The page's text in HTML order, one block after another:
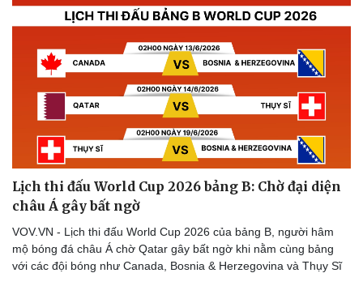
Lịch thi đấu World Cup 2026 bảng B: Chờ đại diện
châu Á gây bất ngờ
VOV.VN - Lịch thi đấu World Cup 2026 của bảng B, người hâm
mộ bóng đá châu Á chờ Qatar gây bất ngờ khi nằm cùng bảng
với các đội bóng như Canada, Bosnia & Herzegovina và Thụy Sĩ